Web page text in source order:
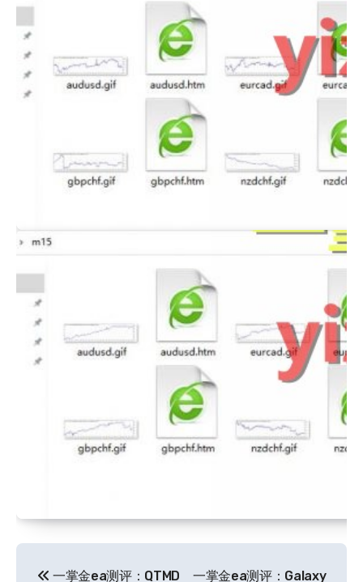
一掌金ea测评：QTMD
一掌金ea测评：Galaxy